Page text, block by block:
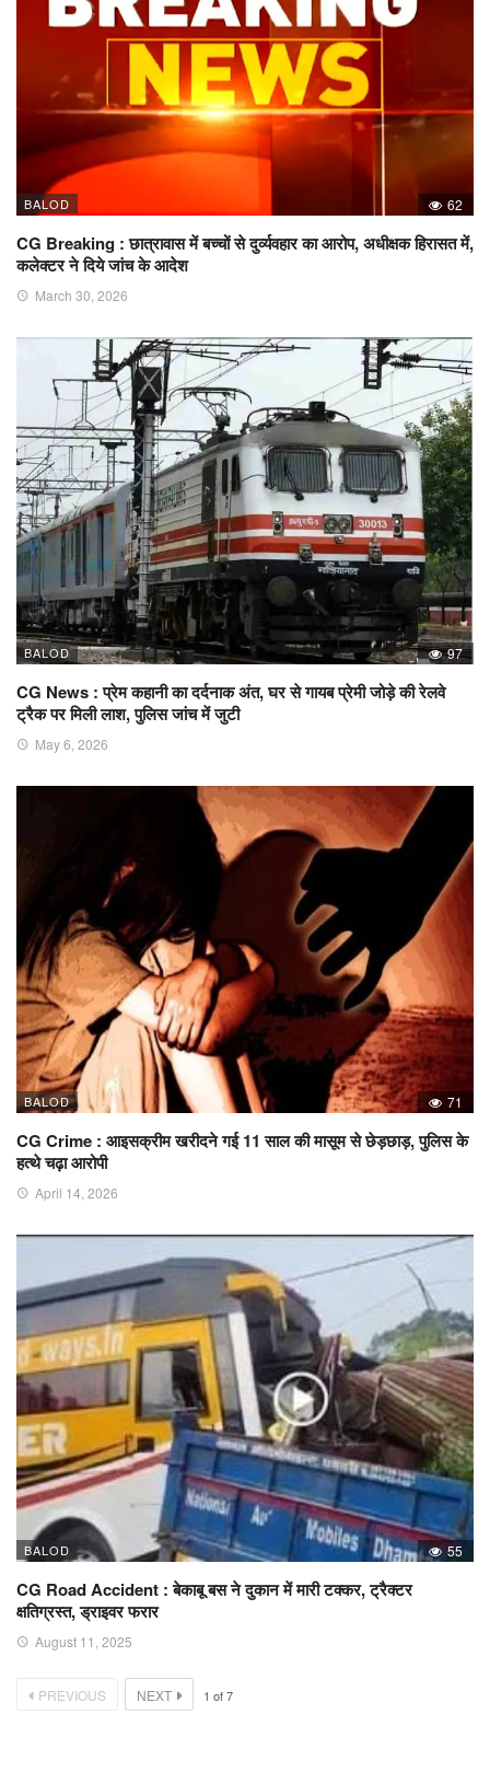
BALOD 62
CG Breaking : छात्रावास में बच्चों से दुर्व्यवहार का आरोप, अधीक्षक हिरासत में,
कलेक्टर ने दिये जांच के आदेश
March 30, 2026
BALOD 97
CG News : प्रेम कहानी का दर्दनाक अंत, घर से गायब प्रेमी जोड़े की रेलवे
ट्रैक पर मिली लाश, पुलिस जांच में जुटी
May 6, 2026
BALOD 71
CG Crime : आइसक्रीम खरीदने गई 11 साल की मासूम से छेड़छाड़, पुलिस के
हत्थे चढ़ा आरोपी
April 14, 2026
BALOD 55
CG Road Accident : बेकाबू बस ने दुकान में मारी टक्कर, ट्रैक्टर
क्षतिग्रस्त, ड्राइवर फरार
August 11, 2025
PREVIOUS NEXT 1 of7